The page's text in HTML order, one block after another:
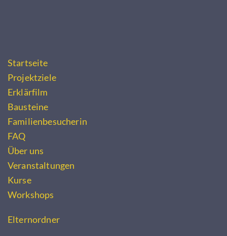
Startseite
Projektziele
Erklärfilm
Bausteine
Familienbesucherin
FAQ
Über uns
Veranstaltungen
Kurse
Workshops
Elternordner